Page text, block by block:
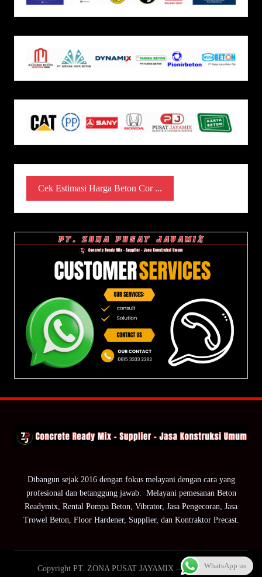
Cek Estimasi Harga Beton Cor ...
Dibangun sejak 2016 dengan fokus melayani dengan cara yang
profesional dan betanggung jawab. Melayani pemesanan Beton
Readymix, Rental Pompa Beton, Vibrator, Jasa Pengecoran, Jasa
Trowel Beton, Floor Hardener, Supplier, dan Kontraktor Precast.
Copyright PT. ZONA PUSAT JAYAMIX — ZPJ Group.WhatsApp us